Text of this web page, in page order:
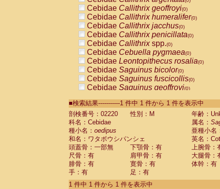
Cebidae Callithrix geoffroyi(0)
Cebidae Callithrix humeralifer(0)
Cebidae Callithrix jacchus(0)
Cebidae Callithrix penicillata(0)
Cebidae Callithrixspp.(0)
Cebidae Cebuella pygmaea(0)
Cebidae Leontopithecus rosalia(0)
Cebidae Saguinus bicolor(0)
Cebidae Saguinus fuscicollis(0)
Cebidae Saguinus geoffroyi(0)
CebidaeSaguinus labiatus(0)
Cebidae Saguinus leucopus (0)
Cebidae
Cebidae
CebidaeSaguinus nigricollis (0)
Cebidae Saguinus oedipus
Cebidae Saguinus weddelli
Cebidae Saguinusspp.
Cebidae Aotus trivirgatus
Cebidae Cebus albifrons
■検索結果-----------1 件中 1 件から 1 件を表示中
剖検番号：02220
性別：M
年齢：
科名：Cebidae
属名：
種小名： oedipus
亜種小名
和名：ワタボウシパンシェ
英名：
頭蓋骨：一部無
下顎骨：有
上腕骨：
尺骨：有
肩甲骨：有
大腿骨：
腓骨：有
寛骨：有
体幹：有
手：有
足：有
1 件中 1 件から 1 件を表示中